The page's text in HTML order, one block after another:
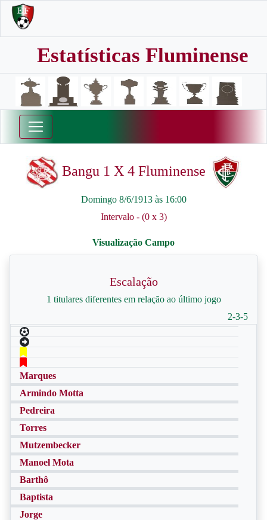
Estatísticas Fluminense
Bangu 1 X 4 Fluminense
Domingo 8/6/1913 às 16:00
Intervalo - (0 x 3)
Escalação
1 titulares diferentes em relação ao último jogo
2-3-5
Marques
Armindo Motta
Pedreira
Torres
Mutzembecker
Manoel Mota
Barthô
Baptista
Jorge